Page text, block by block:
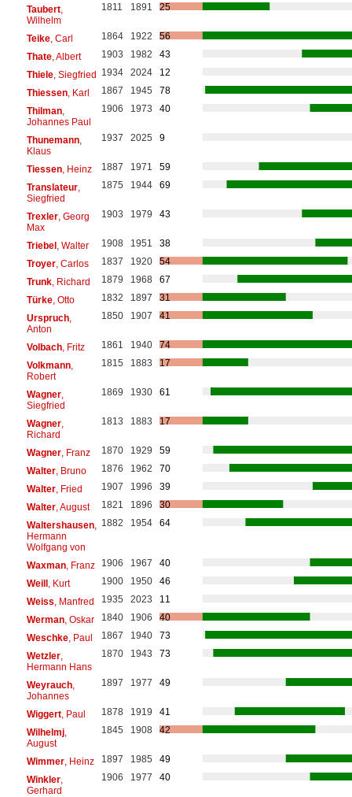
Taubert,
Wilhelm
1811 1891 25
Teike, Carl 1864 1922
56
Thate, Albert 1903 1982
43
Thiele, Siegfried 1934 2024
12
Thiessen, Karl 1867 1945
78
Thilman,
Johannes Paul
1906 1973 40
Thunemann,
Klaus
1937 2025 9
Tiessen, Heinz 1887 1971
59
Translateur,
Siegfried
1875 1944 69
Trexler, Georg
Max
1903 1979 43
Triebel, Walter 1908 1951
38
Troyer, Carlos 1837 1920
54
Trunk, Richard 1879 1968
67
Türke, Otto 1832 1897
31
Urspruch,
Anton
1850 1907 41
Volbach, Fritz 1861 1940
74
Volkmann,
Robert
1815 1883 17
Wagner,
Siegfried
1869 1930 61
Wagner,
Richard
1813 1883 17
Wagner, Franz 1870 1929
59
Walter, Bruno 1876 1962
70
Walter, Fried 1907 1996
39
Walter, August 1821 1896
30
Waltershausen,
Hermann
Wolfgang von
1882 1954 64
Waxman, Franz 1906 1967
40
Weill, Kurt 1900 1950
46
Weiss , Manfred 1935 2023
11
Werman, Oskar 1840 1906
40
Weschke, Paul 1867 1940
73
Wetzler,
Hermann Hans
1870 1943 73
Weyrauch,
Johannes
1897 1977 49
Wiggert, Paul 1878 1919
41
Wilhelmj,
August
1845 1908 42
Wimmer, Heinz 1897 1985
49
Winkler,
Gerhard
1906 1977 40